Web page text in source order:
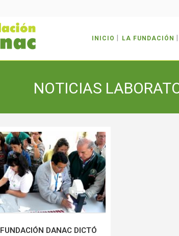
INICIO LA FUNDACIÓN
NOTICIAS
FUNDACIÓN DANAC DICTÓ